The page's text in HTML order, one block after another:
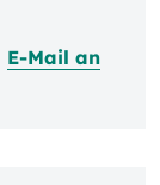
E-Mail an